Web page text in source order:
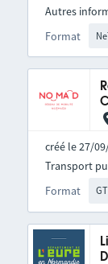
Format
Autres
créé le 27/
Format
Transport